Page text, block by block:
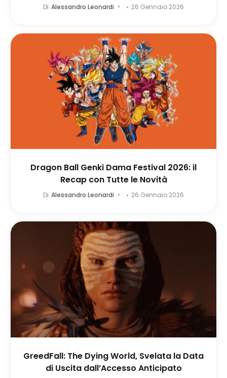
Di Alessandro Leonardi 26 Gennaio 2026
Dragon Ball Genki Dama Festival 2026: il
Recap con Tutte le Novità
Di Alessandro Leonardi 26 Gennaio 2026
GreedFall: The Dying World, Svelata la Data
di Uscita dall’Accesso Anticipato